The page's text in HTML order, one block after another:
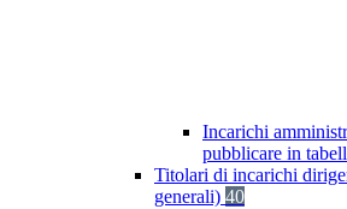
Incarichi
pubblicare in
Titolari di incarichi
generali) 40